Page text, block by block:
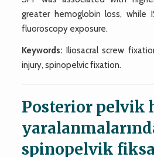
greater hemoglobin loss, while
fluoroscopy exposure.
Keywords: Iliosacral screw
injury, spinopelvic fixation.
Posterior pelvik
spinopelvik